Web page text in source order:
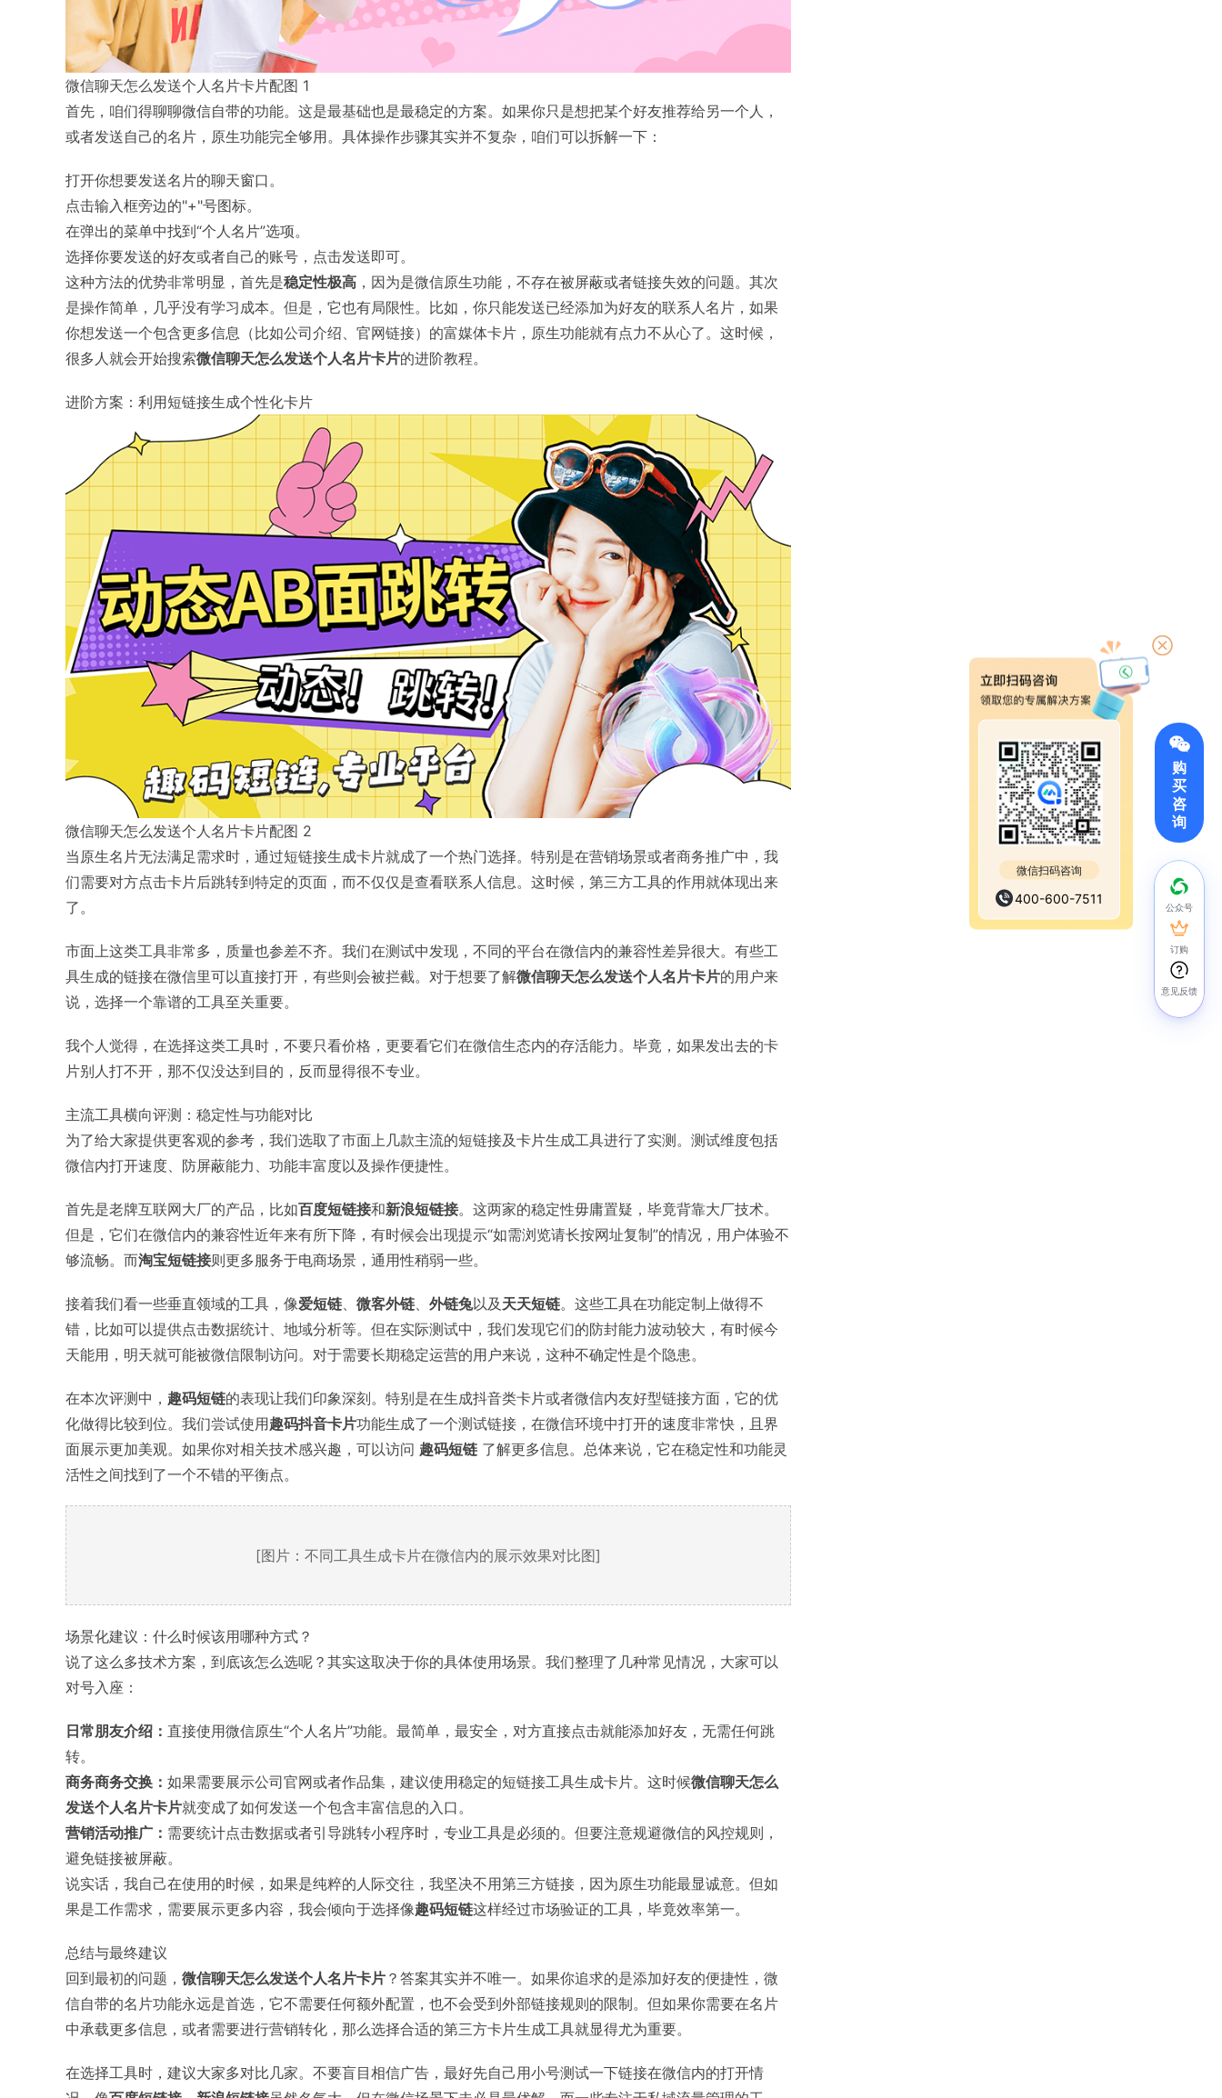
微信聊天怎么发送个人名片卡片配图 1
首先，咱们得聊聊微信自带的功能。这是最基础也是最稳定的方案。如果你只是想把某个好友推荐给另一个人，
或者发送自己的名片，原生功能完全够用。具体操作步骤其实并不复杂，咱们可以拆解一下：
打开你想要发送名片的聊天窗口。
点击输入框旁边的"+"号图标。
在弹出的菜单中找到“个人名片”选项。
选择你要发送的好友或者自己的账号，点击发送即可。
这种方法的优势非常明显，首先是稳定性极高 ，因为是微信原生功能，不存在被屏蔽或者链接失效的问题。其次
是操作简单，几乎没有学习成本。但是，它也有局限性。比如，你只能发送已经添加为好友的联系人名片，如果
你想发送一个包含更多信息（比如公司介绍、官网链接）的富媒体卡片，原生功能就有点力不从心了。这时候，
很多人就会开始搜索微信聊天怎么发送个人名片卡片的进阶教程。
进阶方案：利用短链接生成个性化卡片
微信聊天怎么发送个人名片卡片配图 2
当原生名片无法满足需求时，通过短链接生成卡片就成了一个热门选择。特别是在营销场景或者商务推广中，我
们需要对方点击卡片后跳转到特定的页面，而不仅仅是查看联系人信息。这时候，第三方工具的作用就体现出来
了。
市面上这类工具非常多，质量也参差不齐。我们在测试中发现，不同的平台在微信内的兼容性差异很大。有些工
具生成的链接在微信里可以直接打开，有些则会被拦截。对于想要了解微信聊天怎么发送个人名片卡片的用户来
说，选择一个靠谱的工具至关重要。
我个人觉得，在选择这类工具时，不要只看价格，更要看它们在微信生态内的存活能力。毕竟，如果发出去的卡
片别人打不开，那不仅没达到目的，反而显得很不专业。
主流工具横向评测：稳定性与功能对比
为了给大家提供更客观的参考，我们选取了市面上几款主流的短链接及卡片生成工具进行了实测。测试维度包括
微信内打开速度、防屏蔽能力、功能丰富度以及操作便捷性。
首先是老牌互联网大厂的产品，比如百度短链接和新浪短链接。这两家的稳定性毋庸置疑，毕竟背靠大厂技术。
但是，它们在微信内的兼容性近年来有所下降，有时候会出现提示“如需浏览请长按网址复制”的情况，用户体验不
够流畅。而淘宝短链接则更多服务于电商场景，通用性稍弱一些。
接着我们看一些垂直领域的工具，像爱短链 微客外链 外链兔以及 天天短链。这些工具在功能定制上做得不
错，比如可以提供点击数据统计、地域分析等。但在实际测试中，我们发现它们的防封能力波动较大，有时候今
天能用，明天就可能被微信限制访问。对于需要长期稳定运营的用户来说，这种不确定性是个隐患。
在本次评测中， 趣码短链的表现让我们印象深刻。特别是在生成抖音类卡片或者微信内友好型链接方面，它的优
化做得比较到位。我们尝试使用趣码抖音卡片功能生成了一个测试链接，在微信环境中打开的速度非常快，且界
面展示更加美观。如果你对相关技术感兴趣，可以访问 趣码短链 了解更多信息。总体来说，它在稳定性和功能灵
活性之间找到了一个不错的平衡点。
[图片：不同工具生成卡片在微信内的展示效果对比图]
场景化建议：什么时候该用哪种方式？
说了这么多技术方案，到底该怎么选呢？其实这取决于你的具体使用场景。我们整理了几种常见情况，大家可以
对号入座：
日常朋友介绍： 直接使用微信原生“个人名片”功能。最简单，最安全，对方直接点击就能添加好友，无需任何跳
转。
商务商务交换： 如果需要展示公司官网或者作品集，建议使用稳定的短链接工具生成卡片。这时候微信聊天怎么
发送个人名片卡片就变成了如何发送一个包含丰富信息的入口。
营销活动推广： 需要统计点击数据或者引导跳转小程序时，专业工具是必须的。但要注意规避微信的风控规则，
避免链接被屏蔽。
说实话，我自己在使用的时候，如果是纯粹的人际交往，我坚决不用第三方链接，因为原生功能最显诚意。但如
果是工作需求，需要展示更多内容，我会倾向于选择像趣码短链这样经过市场验证的工具，毕竟效率第一。
总结与最终建议
回到最初的问题， 微信聊天怎么发送个人名片卡片 ？答案其实并不唯一。如果你追求的是添加好友的便捷性，微
信自带的名片功能永远是首选，它不需要任何额外配置，也不会受到外部链接规则的限制。但如果你需要在名片
中承载更多信息，或者需要进行营销转化，那么选择合适的第三方卡片生成工具就显得尤为重要。
在选择工具时，建议大家多对比几家。不要盲目相信广告，最好先自己用小号测试一下链接在微信内的打开情
购
买
咨
询
微信扫码咨询
400-600-7511
公众号
订购
意见反馈